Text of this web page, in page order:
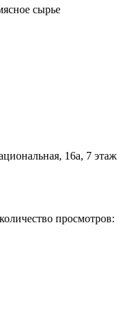
сырье
16а, 7 этаж
просмотров: